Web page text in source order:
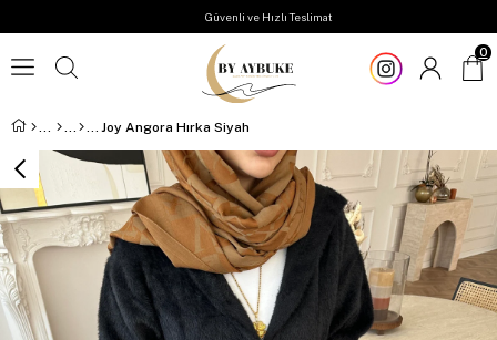
Güvenli ve Hızlı Teslimat
0
Joy Angora Hırka Siyah